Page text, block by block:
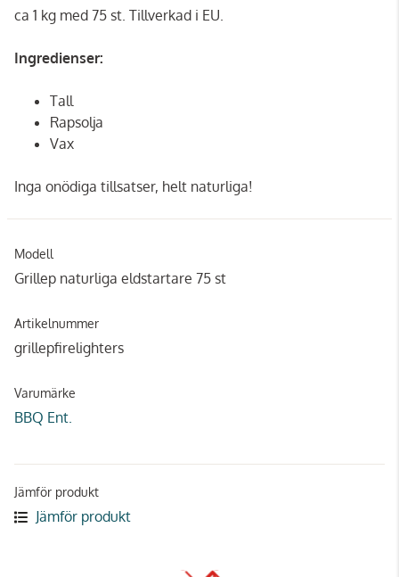
ca 1 kg med 75 st. Tillverkad i EU.
Ingredienser:
Tall
Rapsolja
Vax
Inga onödiga tillsatser, helt naturliga!
Modell
Grillep naturliga eldstartare 75 st
Artikelnummer
grillepfirelighters
Varumärke
BBQ Ent.
Jämför produkt
Jämför produkt